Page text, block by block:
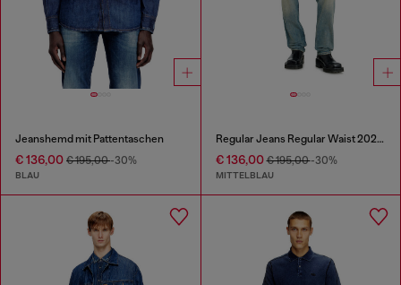
Jeanshemd mit Pattentaschen
€ 136,00 € 195,00-30%
BLAU
Regular Jeans Regular Waist 2023 D-Finitive
€ 136,00€ 195,00-30%
MITTELBLAU